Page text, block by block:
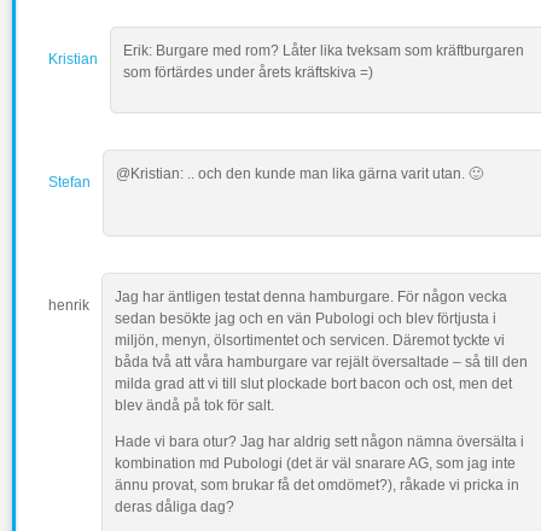
Kristian
Erik: Burgare med rom? Låter lika tveksam som kräftburgaren
som förtärdes under årets kräftskiva =)
Stefan @Kristian: .. och den kunde man lika gärna varit utan. 🙂
henrik
Jag har äntligen testat denna hamburgare. För någon vecka
sedan besökte jag och en vän Pubologi och blev förtjusta i
miljön, menyn, ölsortimentet och servicen. Däremot tyckte vi
båda två att våra hamburgare var rejält översaltade – så till den
milda grad att vi till slut plockade bort bacon och ost, men det
blev ändå på tok för salt.
Hade vi bara otur? Jag har aldrig sett någon nämna översälta i
kombination md Pubologi (det är väl snarare AG, som jag inte
ännu provat, som brukar få det omdömet?), råkade vi pricka in
deras dåliga dag?